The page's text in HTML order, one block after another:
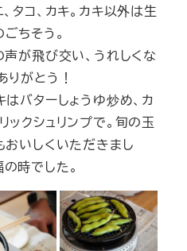
タコ、カキ。カキ以外は生
ちそう。
声が飛び交い、うれしくな
りがとう！
はバターしょうゆ炒め、カ
ックシュリンプで。旬の玉
おいしくいただきまし
時でした。